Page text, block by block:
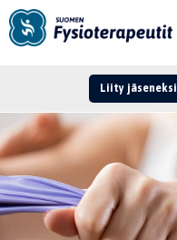
Liity jäseneksi